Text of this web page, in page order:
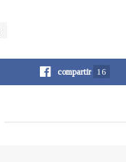
compartir 16